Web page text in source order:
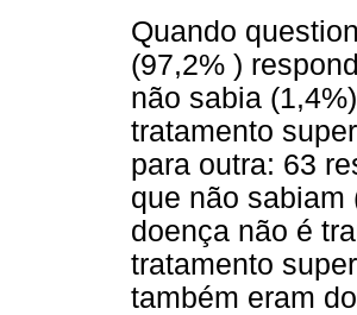
Quando
(97,2% )
não sabia
tratamento
para outra: 63
que não sabiam
doença não é
tratamento
também eram